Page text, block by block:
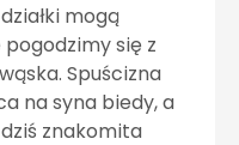
mogą
się z
Spuścizna
na syna biedy, a
znakomita